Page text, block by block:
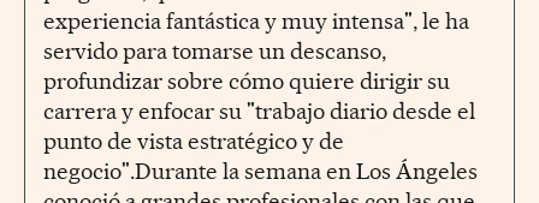
experiencia fantástica y muy intensa", le ha
servido para tomarse un descanso,
profundizar sobre cómo quiere dirigir su
carrera y enfocar su "trabajo diario desde el
punto de vista estratégico y de
negocio".Durante la semana en Los Ángeles